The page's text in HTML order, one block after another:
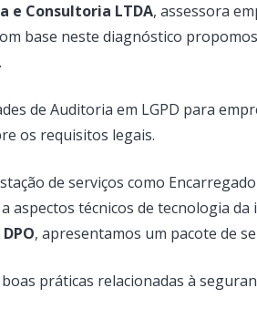
e Consultoria LTDA, assessora
base neste diagnóstico
de Auditoria em LGPD para
os requisitos legais.
de serviços como
aspectos técnicos de tecnologia
, apresentamos um pacote de
práticas relacionadas à